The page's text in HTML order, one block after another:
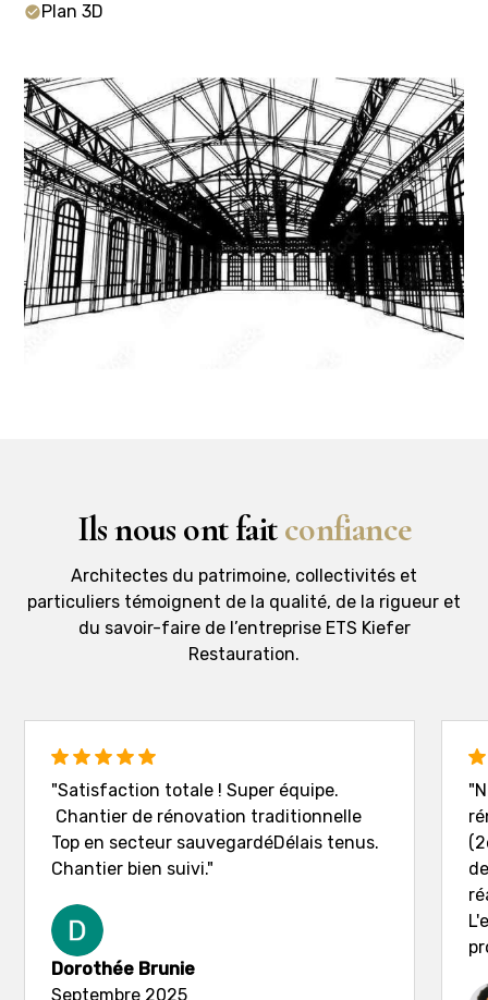
Plan 3D
Ils nous ont faitconfiance
Architectes du patrimoine, collectivités et
particuliers témoignent de la qualité, de la rigueur et
du savoir-faire de l’entreprise ETS Kiefer
Restauration.
"Satisfaction totale ! Super équipe.
Chantier de rénovation traditionnelle
Top en secteur sauvegardéDélais tenus.
Chantier bien suivi."
Dorothée Brunie
Septembre 2025